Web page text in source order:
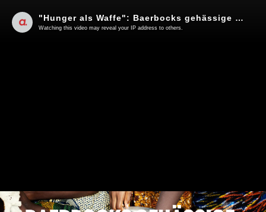
"Hunger als Waffe": Baerbocks gehässige Zwecklüge | Von F. Klinkhammer und V. Bräutigam
Watching this video may reveal your IP address to others.